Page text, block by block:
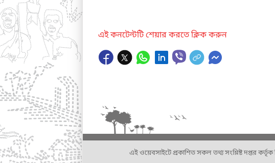
এই কনটেন্টটি শেয়ার করতে ক্লিক করুন
এই ওয়েবসাইটে প্রকাশিত সকল তথ্য সংশ্লিষ্ট দপ্তর কর্তৃক